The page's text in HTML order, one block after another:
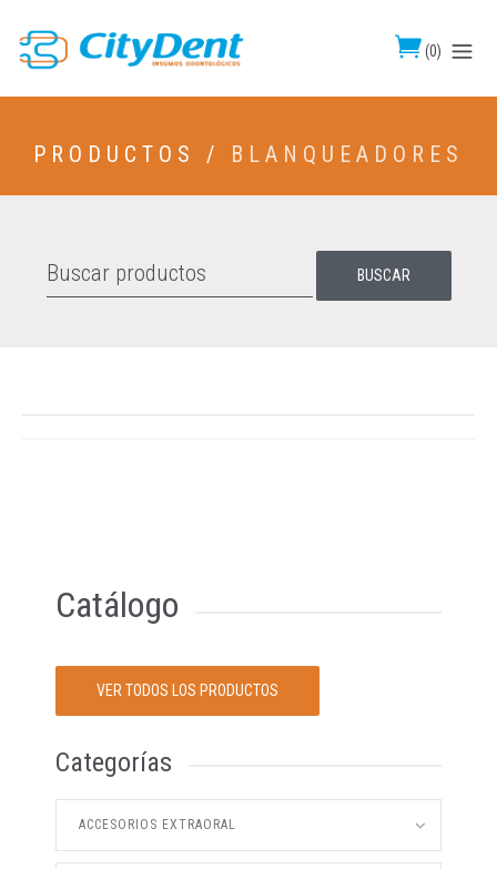
(0)
PRODUCTOS / BLANQUEADORES
Catálogo
VER TODOS LOS PRODUCTOS
Categorías
ACCESORIOS EXTRAORAL